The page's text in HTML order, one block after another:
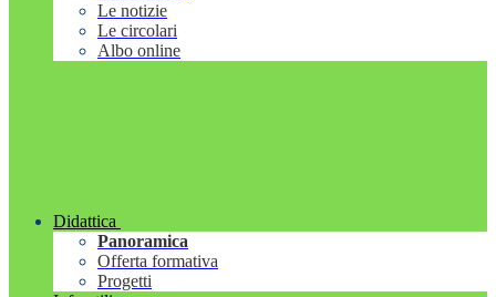
Le notizie
Le circolari
Albo online
Didattica
Panoramica
Offerta formativa
Progetti